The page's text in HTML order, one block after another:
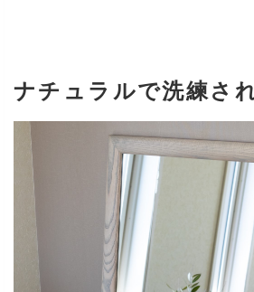
ナチュラルで洗練さ